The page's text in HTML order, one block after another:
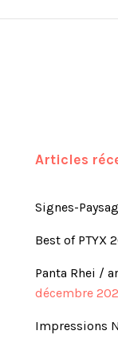
Articles
Signes-
Best of PTYX
Panta Rhei /
décembre
Impressions